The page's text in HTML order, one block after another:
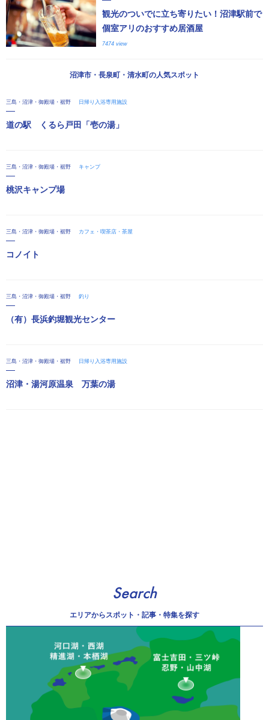
観光のついでに立ち寄りたい！沼津駅前で
個室アリのおすすめ居酒屋
7474 view
沼津市・長泉町・清水町の人気スポット
三島・沼津・御殿場・裾野 日帰り入浴専用施設
道の駅 くるら戸田「壱の湯」
三島・沼津・御殿場・裾野 キャンプ
桃沢キャンプ場
三島・沼津・御殿場・裾野 カフェ・喫茶店・茶屋
コノイト
三島・沼津・御殿場・裾野 釣り
（有）長浜釣堀観光センター
三島・沼津・御殿場・裾野 日帰り入浴専用施設
沼津・湯河原温泉 万葉の湯
Search
エリアからスポット・記事・特集を探す